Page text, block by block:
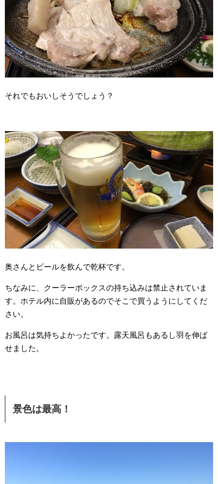
それでもおいしそうでしょう？
奥さんとビールを飲んで乾杯です。
ちなみに、クーラーボックスの持ち込みは禁止されていま
す。ホテル内に自販があるのでそこで買うようにしてくだ
さい。
お風呂は気持ちよかったです。露天風呂もあるし羽を伸ば
せました。
景色は最高！